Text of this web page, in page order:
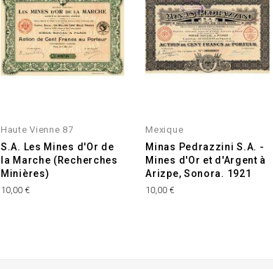
Haute Vienne 87
S.A. Les Mines d'Or de
la Marche (Recherches
Minières)
10,00 €
Mexique
Minas Pedrazzini S.A. -
Mines d'Or et d'Argent à
Arizpe, Sonora. 1921
10,00 €